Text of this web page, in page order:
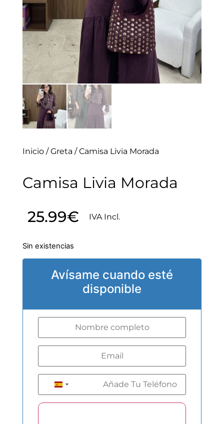
Inicio/Greta / Camisa Livia Morada
Camisa Livia Morada
25.99€ IVA Incl.
Sin existencias
Avísame cuando esté
disponible
Spain +34